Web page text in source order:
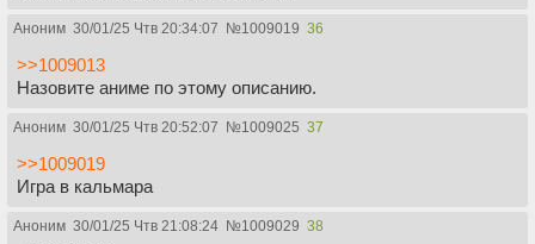
Аноним 30/01/25 Чтв 20:34:07 №1009019 36
>>1009013
Назовите аниме по этому описанию.
Аноним 30/01/25 Чтв 20:52:07 №1009025 37
>>1009019
Игра в кальмара
Аноним 30/01/25 Чтв 21:08:24 №1009029 38